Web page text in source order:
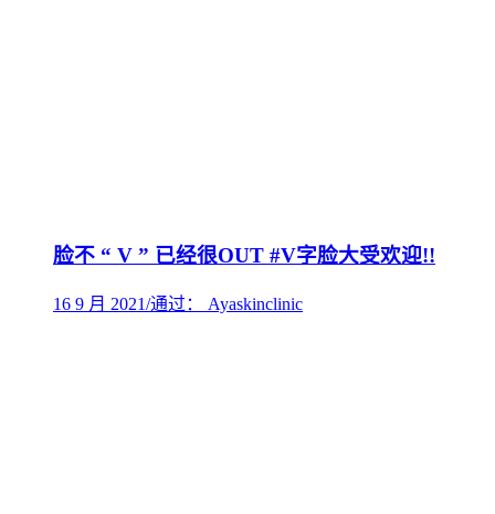
脸不 “ V ” 已经很OUT #V字脸大受欢迎!!
16 9 月 2021/通过： Ayaskinclinic